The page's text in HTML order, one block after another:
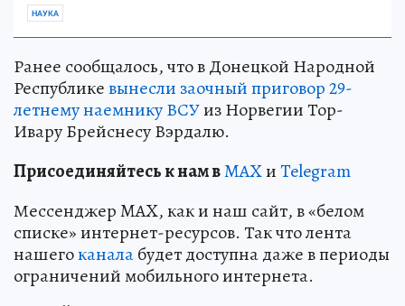
НАУКА
Ранее сообщалось, что в Донецкой Народной
Республикевынесли заочный приговор 29-
летнему наемнику ВСУиз Норвегии Тор-
Ивару Брейснесу Вэрдалю.
Присоединяйтесь к нам вMAXиTelegram
Мессенджер MAX, как и наш сайт, в «белом
списке» интернет-ресурсов. Так что лента
нашегоканалабудет доступна даже в периоды
ограничений мобильного интернета.